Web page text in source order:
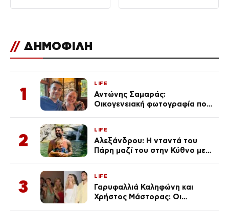
// ΔΗΜΟΦΙΛΗ
1
LIFE
Αντώνης Σαμαράς:
Οικογενειακή φωτογραφία που
Λένας
2
LIFE
Αλεξάνδρου: Η νταντά του
Πάρη μαζί του στην Κύθνο με
3
LIFE
Γαρυφαλλιά Καληφώνη και
Χρήστος Μάστορας: Οι